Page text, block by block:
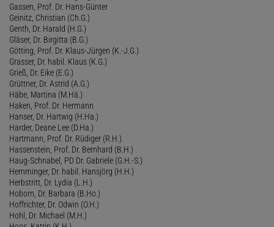
Gassen, Prof. Dr. Hans-Günter
Geinitz, Christian (Ch.G.)
Genth, Dr. Harald (H.G.)
Gläser, Dr. Birgitta (B.G.)
Götting, Prof. Dr. Klaus-Jürgen (K.-J.G.)
Grasser, Dr. habil. Klaus (K.G.)
Grieß, Dr. Eike (E.G.)
Grüttner, Dr. Astrid (A.G.)
Häbe, Martina (M.Hä.)
Haken, Prof. Dr. Hermann
Hanser, Dr. Hartwig (H.Ha.)
Harder, Deane Lee (D.Ha.)
Hartmann, Prof. Dr. Rüdiger (R.H.)
Hassenstein, Prof. Dr. Bernhard (B.H.)
Haug-Schnabel, PD Dr. Gabriele (G.H.-S.)
Hemminger, Dr. habil. Hansjörg (H.H.)
Herbstritt, Dr. Lydia (L.H.)
Hobom, Dr. Barbara (B.Ho.)
Hoffrichter, Dr. Odwin (O.H.)
Hohl, Dr. Michael (M.H.)